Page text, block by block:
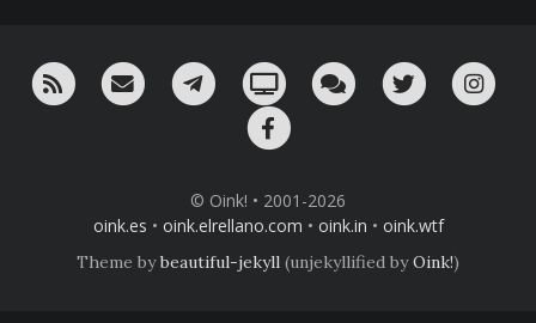
RSS ¡Mándame un email!¡Nuestro canal en Telegram!
Oink! TV Charla con nosotros
Twitter
© Oink! • 2001-2026
oink.es • oink.elrellano.com • oink.in • oink.wtf
Theme bybeautiful-jekyll (unjekyllified byOink!)